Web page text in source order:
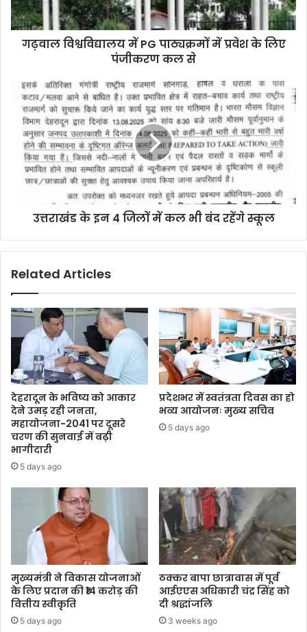
गढ़वाल विश्वविद्यालय में PG पाठ्यक्रमों में प्रवेश के लिए
पंजीकरण कल से
उत्तराखंड के इन 4 जिलों में कल भी बंद रहेंगे स्कूल
Related Articles
देहरादून के भविष्य को आकार
देने उमड़ रही जनता,
महायोजना-2041 पर दूसरे
चरण की सुनवाई में बढ़ी
भागीदारी
5 days ago
प्रदेशभर में स्वतंत्रता दिवस का हो
भव्य आयोजनः मुख्य सचिव
5 days ago
मुख्यमंत्री ने विकास योजनाओं
के लिए प्रदान की ₹14 करोड़ की
वित्तीय स्वीकृति
5 days ago
ठक्कर बापा छात्रावास में पूर्व
आईएएस अधिकारी चंद्र सिंह को
दी श्रद्धांजलि
3 weeks ago